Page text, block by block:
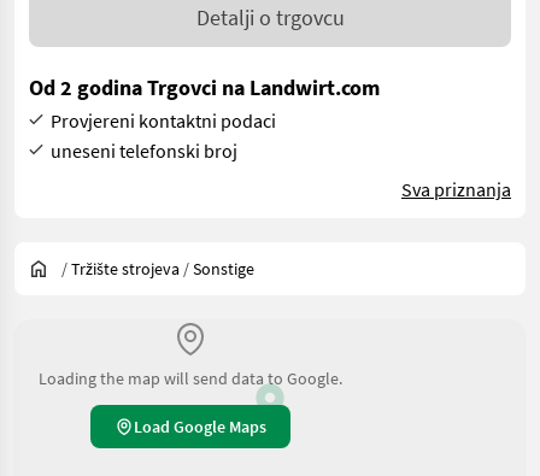
Detalji o trgovcu
Od 2 godina Trgovci na Landwirt.com
Provjereni kontaktni podaci
uneseni telefonski broj
Sva priznanja
/Tržište strojeva /Sonstige
Loading the map will send data to Google.
Load Google Maps